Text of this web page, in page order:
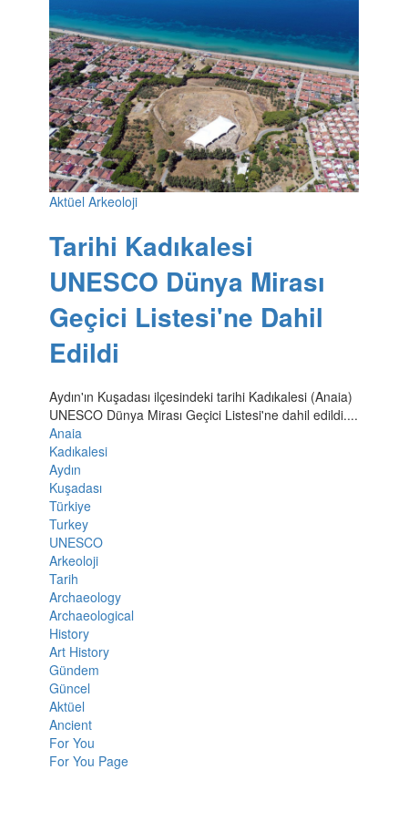
Aktüel Arkeoloji
Tarihi Kadıkalesi
UNESCO Dünya Mirası
Geçici Listesi'ne Dahil
Edildi
Aydın'ın Kuşadası ilçesindeki tarihi Kadıkalesi (Anaia)
UNESCO Dünya Mirası Geçici Listesi'ne dahil edildi....
Anaia
Kadıkalesi
Aydın
Kuşadası
Türkiye
Turkey
UNESCO
Arkeoloji
Tarih
Archaeology
Archaeological
History
Art History
Gündem
Güncel
Aktüel
Ancient
For You
For You Page